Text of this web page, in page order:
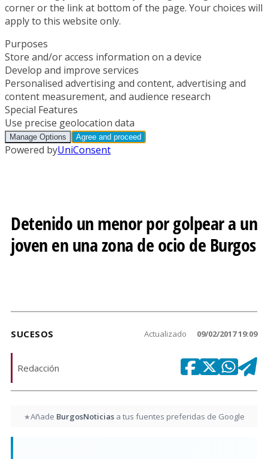
Detenido un menor por golpear a un
joven en una zona de ocio de Burgos
SUCESOS Actualizado 09/02/2017 19:09
Redacción
★Añade BurgosNoticiasa tus fuentes preferidas de Google